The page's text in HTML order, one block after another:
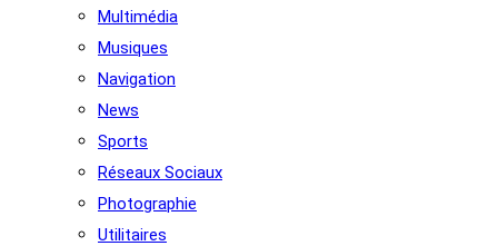
Multimédia
Musiques
Navigation
News
Sports
Réseaux Sociaux
Photographie
Utilitaires